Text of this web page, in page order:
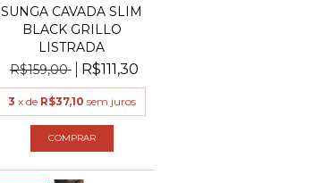
SUNGA CAVADA SLIM
BLACK GRILLO
LISTRADA
R$159,00
R$111,30
3 x de R$37,10 sem juros
COMPRAR